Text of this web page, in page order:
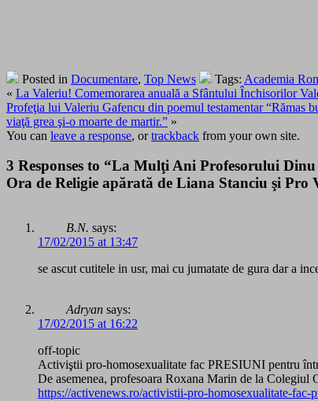
Posted in Documentare, Top News Tags: Academia
« La Valeriu! Comemorarea anuală a Sfântului Închisorilor
Profeţia lui Valeriu Gafencu din poemul testamentar “Rămas
viaţă grea şi-o moarte de martir.” »
You can leave a response, ortrackback from your own site.
3 Responses to “La Mulţi Ani Profesorului
Ora de Religie apărată de Liana Stanciu şi Pro
B.N. says:
17/02/2015 at 13:47
se ascut cutitele in usr, mai cu jumatate de gura dar a
Adryan says:
17/02/2015 at 16:22
off-topic
Activiştii pro-homosexualitate fac PRESIUNI pentru
De asemenea, profesoara Roxana Marin de la Colegiul
https://activenews.ro/activistii-pro-homosexualitate-